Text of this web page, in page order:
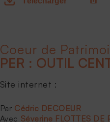
Coeur de
Site internet :
Cédric DECOEUR
Séverine FLOTTES DE